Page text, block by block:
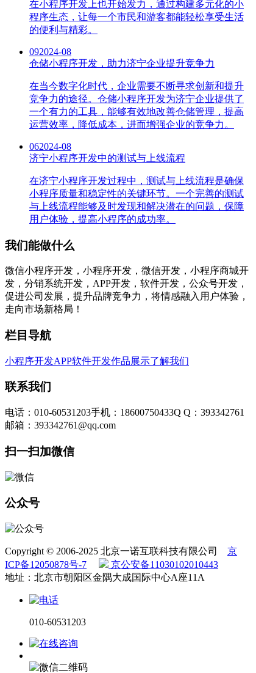
在小程序开发上也开始发力，通过构建多元化的小
程序生态，让每一个市民和游客都能轻松享受生活
的便利与精彩。
092024-08
仓储小程序开发，助力济宁企业提升竞争力
在当今数字化时代，企业需要不断寻求创新和提升
竞争力的途径。仓储小程序开发为济宁企业提供了
一个有力的工具，能够有效地改善仓储管理，提高
运营效率，降低成本，进而增强企业的竞争力。
062024-08
济宁小程序开发中的测试与上线流程
在济宁小程序开发过程中，测试与上线流程是确保
小程序质量和稳定性的关键环节。一个完善的测试
与上线流程能够及时发现和解决潜在的问题，保障
用户体验，提高小程序的成功率。
我们能做什么
微信小程序开发，小程序开发，微信开发，小程序商城开
发，分销系统开发，APP开发，软件开发，公众号开发，
促进公司发展，提升品牌竞争力，将情感融入用户体验，
走向市场新格局！
栏目导航
小程序开发APP软件开发作品展示了解我们
联系我们
电话：010-60531203手机：18600750433Q Q：393342761
邮箱：393342761@qq.com
扫一扫加微信
公众号
Copyright © 2006-2025 北京一诺互联科技有限公司 京
ICP备12050878号-7
京公安备11030102010443
地址：北京市朝阳区金隅大成国际中心A座11A
010-60531203